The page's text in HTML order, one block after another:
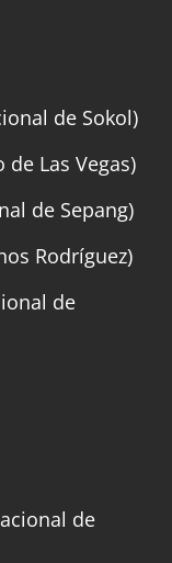
de Sokol)
de Las Vegas)
de Sepang)
Rodríguez)
de
de